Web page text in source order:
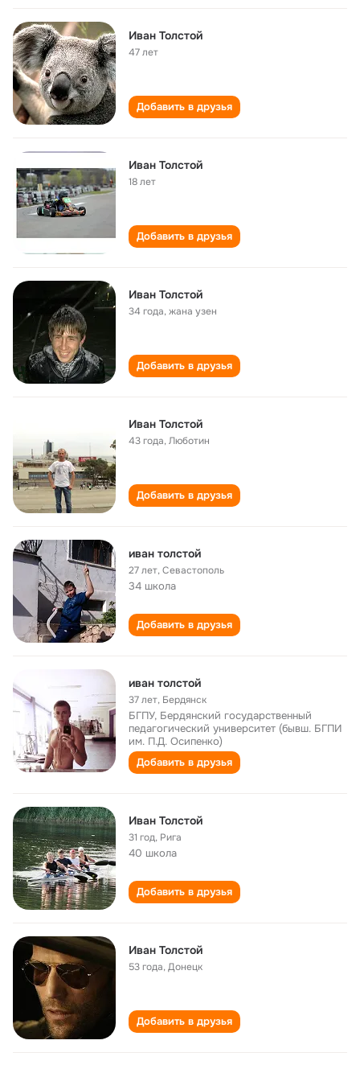
Иван Толстой
47 лет
Добавить в друзья
Иван Толстой
18 лет
Добавить в друзья
Иван Толстой
34 года,жана узен
Добавить в друзья
Иван Толстой
43 года,Люботин
Добавить в друзья
иван толстой
27 лет,Севастополь
34 школа
Добавить в друзья
иван толстой
37 лет, Бердянск
БГПУ, Бердянский государственный
педагогический университет (бывш. БГПИ
им. П.Д. Осипенко)
Добавить в друзья
Иван Толстой
31 год, Рига
40 школа
Добавить в друзья
Иван Толстой
53 года,Донецк
Добавить в друзья